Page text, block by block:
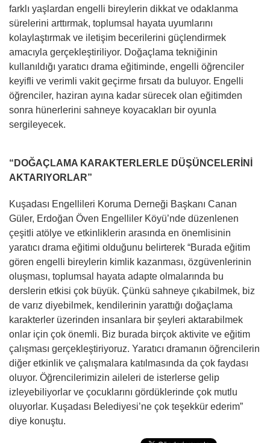
farklı yaşlardan engelli bireylerin dikkat ve odaklanma
sürelerini arttırmak, toplumsal hayata uyumlarını
kolaylaştırmak ve iletişim becerilerini güçlendirmek
amacıyla gerçekleştiriliyor. Doğaçlama tekniğinin
kullanıldığı yaratıcı drama eğitiminde, engelli öğrenciler
keyifli ve verimli vakit geçirme fırsatı da buluyor. Engelli
öğrenciler, haziran ayına kadar sürecek olan eğitimden
sonra hünerlerini sahneye koyacakları bir oyunla
sergileyecek.
“DOĞAÇLAMA KARAKTERLERLE DÜŞÜNCELERİNİ
AKTARIYORLAR”
Kuşadası Engellileri Koruma Derneği Başkanı Canan
Güler, Erdoğan Öven Engelliler Köyü’nde düzenlenen
çeşitli atölye ve etkinliklerin arasında en önemlisinin
yaratıcı drama eğitimi olduğunu belirterek “Burada eğitim
gören engelli bireylerin kimlik kazanması, özgüvenlerinin
oluşması, toplumsal hayata adapte olmalarında bu
derslerin etkisi çok büyük. Çünkü sahneye çıkabilmek, biz
de varız diyebilmek, kendilerinin yarattığı doğaçlama
karakterler üzerinden insanlara bir şeyleri aktarabilmek
onlar için çok önemli. Biz burada birçok aktivite ve eğitim
çalışması gerçekleştiriyoruz. Yaratıcı dramanın öğrencilerin
diğer etkinlik ve çalışmalara katılmasında da çok faydası
oluyor. Öğrencilerimizin aileleri de isterlerse gelip
izleyebiliyorlar ve çocuklarını gördüklerinde çok mutlu
oluyorlar. Kuşadası Belediyesi’ne çok teşekkür ederim”
diye konuştu.